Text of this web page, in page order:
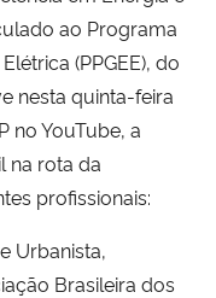
ao Programa
(PPGEE), do
nesta quinta-feira
no YouTube, a
na rota da
profissionais:
Urbanista,
Brasileira dos